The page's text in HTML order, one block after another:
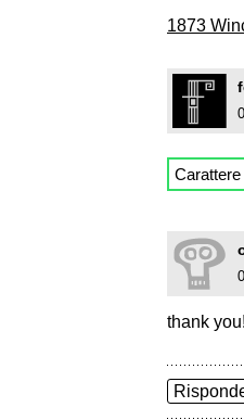
1873
thank you!